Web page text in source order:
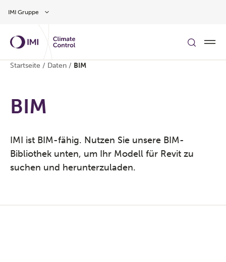
IMI Gruppe
Startseite / Daten / BIM
BIM
IMI ist BIM-fähig. Nutzen Sie unsere BIM-
Bibliothek unten, um Ihr Modell für Revit zu
suchen und herunterzuladen.